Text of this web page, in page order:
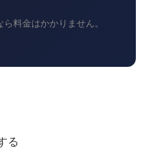
料金はかかりません。
る